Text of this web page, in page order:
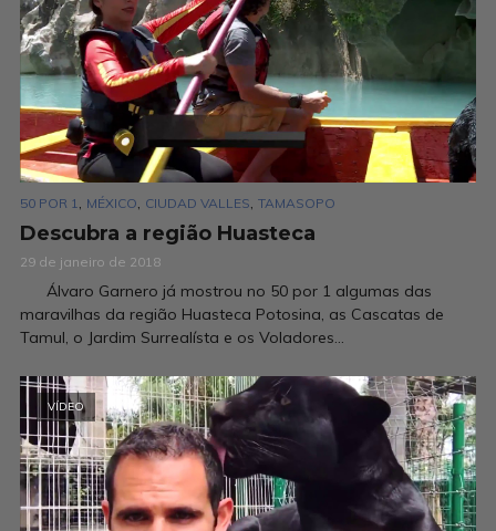
50 POR 1, MÉXICO, CIUDAD VALLES, TAMASOPO
Descubra a região Huasteca
29 de janeiro de 2018
Álvaro Garnero já mostrou no 50 por 1 algumas das
maravilhas da região Huasteca Potosina, as Cascatas de
Tamul, o Jardim Surrealísta e os Voladores...
VÍDEO